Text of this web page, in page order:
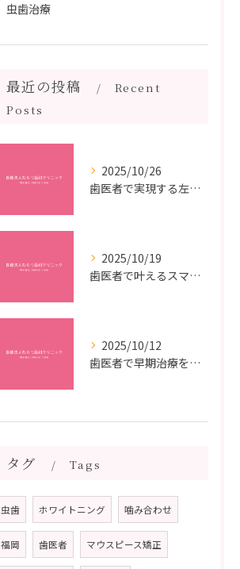
虫歯治療
最近の投稿
Recent
Posts
2025/10/26
歯医者で実現する左右対称治療のポイントと矯正治療選びの疑問解決ガイド
2025/10/19
歯医者で叶えるスマイルメイクオーバーなら福岡県福岡市博多区博多駅前の最新矯正治療解説
2025/10/12
歯医者で早期治療を受けるメリットと虫歯悪化を防ぐ最短ステップ
タグ Tags
虫歯 ホワイトニング 噛み合わせ
福岡 歯医者 マウスピース矯正